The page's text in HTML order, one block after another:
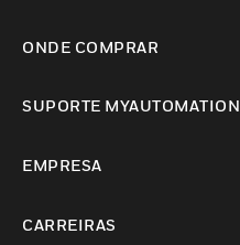
ONDE COMPRAR
SUPORTE MYAUTOMATION
EMPRESA
CARREIRAS